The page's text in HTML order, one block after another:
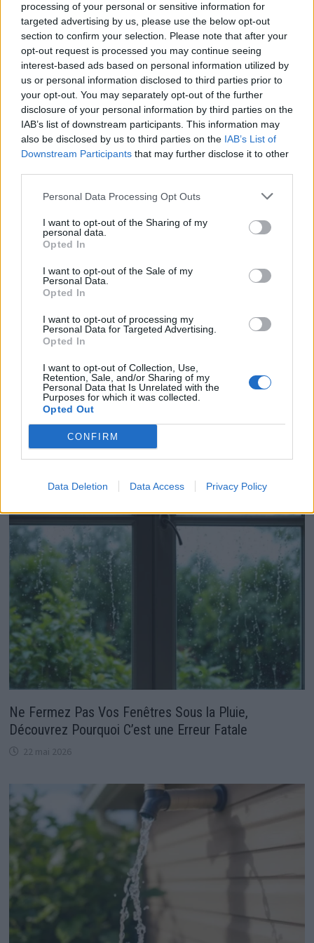
processing of your personal or sensitive information for
targeted advertising by us, please use the below opt-out
section to confirm your selection. Please note that after your
opt-out request is processed you may continue seeing
interest-based ads based on personal information utilized by
us or personal information disclosed to third parties prior to
your opt-out. You may separately opt-out of the further
disclosure of your personal information by third parties on the
IAB’s list of downstream participants. This information may
also be disclosed by us to third parties on the IAB’s List of
Downstream Participants that may further disclose it to other
Personal Data Processing Opt Outs
I want to opt-out of the Sharing of my
personal data.
Opted In
I want to opt-out of the Sale of my
Personal Data.
Opted In
I want to opt-out of processing my
Personal Data for Targeted Advertising.
Opted In
I want to opt-out of Collection, Use,
Retention, Sale, and/or Sharing of my
Personal Data that Is Unrelated with the
Purposes for which it was collected.
Opted Out
CONFIRM
Data Deletion Data Access Privacy Policy
35°C
restez frais cet été
Histoiredemaison
Voir tous les articles de
Histoiredemaison →
Fourmis en canicule : leur vrai secret pour envahir
votre maison
22 juin 2026
Ne Fermez Pas Vos Fenêtres Sous la Pluie,
Découvrez Pourquoi C’est une Erreur Fatale
22 mai 2026